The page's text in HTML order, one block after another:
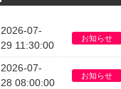
2026-07-
29 11:30:00
お知らせ
2026-07-
28 08:00:00
お知らせ